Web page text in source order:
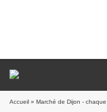
Accueil » Marché de Dijon -